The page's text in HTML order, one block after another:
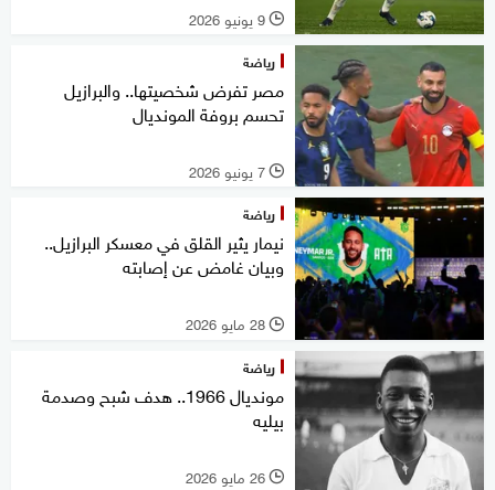
l 9 يونيو 2026
رياضة
مصر تفرض شخصيتها.. والبرازيل
تحسم بروفة المونديال
l 7 يونيو 2026
رياضة
نيمار يثير القلق في معسكر البرازيل..
وبيان غامض عن إصابته
l 28 مايو 2026
رياضة
مونديال 1966.. هدف شبح وصدمة
بيليه
l 26 مايو 2026